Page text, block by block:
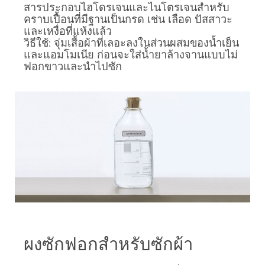
สารประกอบไฮโดรเจนและไนโตรเจนสำหรับ
คราบเปื้อนที่มีฐานเป็นกรด เช่น เลือด ปัสสาวะ
และเหงื่อที่แห้งแล้ว
วิธีใช้: จุ่มเสื้อผ้าที่เลอะลงในส่วนผสมของน้ำเย็น
และแอมโมเนีย ก่อนจะใส่น้ำยาล้างจานแบบไม่
ฟอกขาวและนำไปซัก
ผงซักฟอกสำหรับซักผ้า